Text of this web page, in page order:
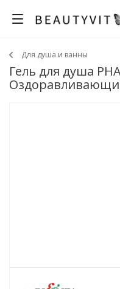
Для душа и ванны
Гель для душа